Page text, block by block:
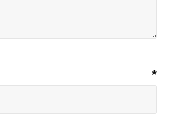
*